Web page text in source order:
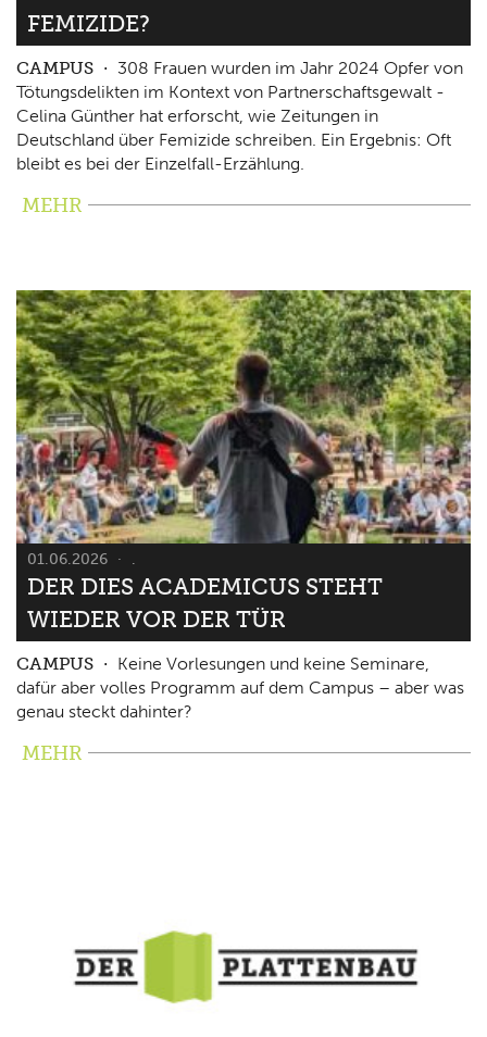
FEMIZIDE?
CAMPUS
308 Frauen wurden im Jahr 2024 Opfer von
Tötungsdelikten im Kontext von Partnerschaftsgewalt -
Celina Günther hat erforscht, wie Zeitungen in
Deutschland über Femizide schreiben. Ein Ergebnis: Oft
bleibt es bei der Einzelfall-Erzählung.
MEHR
01.06.2026 .
DER DIES ACADEMICUS STEHT
WIEDER VOR DER TÜR
CAMPUS
Keine Vorlesungen und keine Seminare,
dafür aber volles Programm auf dem Campus – aber was
genau steckt dahinter?
MEHR